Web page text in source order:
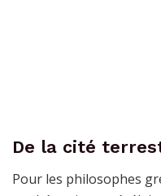
De la cité
Pour les philosophes